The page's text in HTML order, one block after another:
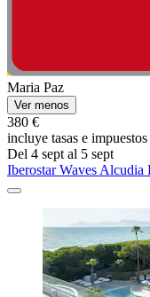
Maria Paz
Ver menos
380 €
incluye tasas e impuestos
Del 4 sept al 5 sept
Iberostar Waves Alcudia